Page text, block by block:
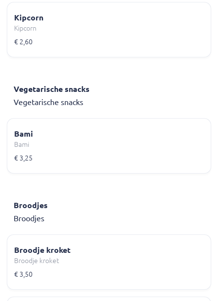
Kipcorn
Kipcorn
€ 2,60
Vegetarische snacks
Vegetarische snacks
Bami
Bami
€ 3,25
Broodjes
Broodjes
Broodje kroket
Broodje kroket
€ 3,50